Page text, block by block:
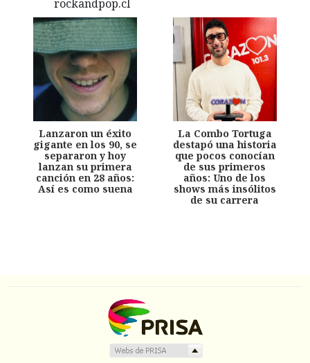
Lanzaron un éxito
gigante en los 90, se
separaron y hoy
lanzan su primera
canción en 28 años:
Así es como suena
La Combo Tortuga
destapó una historia
que pocos conocían
de sus primeros
años: Uno de los
shows más insólitos
de su carrera